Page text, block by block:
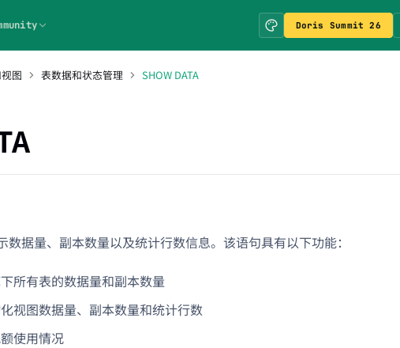
Doris Summit 26
图 表数据和状态管理 SHOW DATA
数据量、副本数量以及统计行数信息。该语句具有以下功能：
所有表的数据量和副本数量
视图数据量、副本数量和统计行数
使用情况